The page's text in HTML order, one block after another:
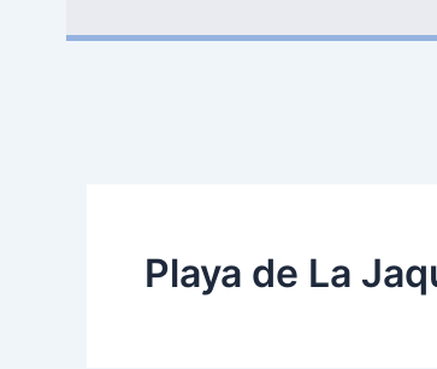
Playa de La